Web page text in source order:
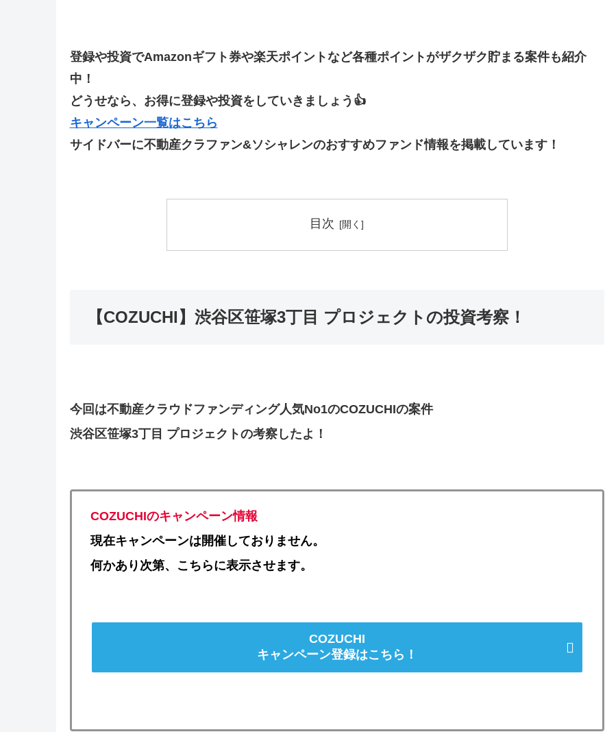
登録や投資でAmazonギフト券や楽天ポイントなど各種ポイントがザクザク貯まる案件も紹介
中！
どうせなら、お得に登録や投資をしていきましょう👍
キャンペーン一覧はこちら
サイドバーに不動産クラファン&ソシャレンのおすすめファンド情報を掲載しています！
目次
【COZUCHI】渋谷区笹塚3丁目 プロジェクトの投資考察！
今回は不動産クラウドファンディング人気No1のCOZUCHIの案件
渋谷区笹塚3丁目 プロジェクトの考察したよ！
COZUCHIのキャンペーン情報
現在キャンペーンは開催しておりません。
何かあり次第、こちらに表示させます。
COZUCHI
キャンペーン登録はこちら！